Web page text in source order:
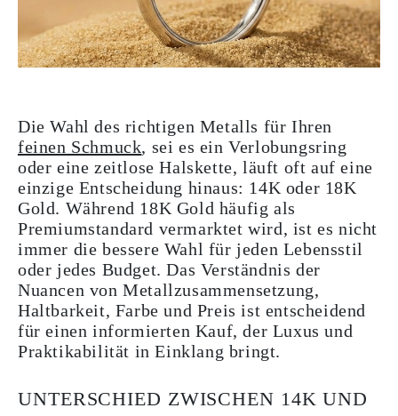
Die Wahl des richtigen Metalls für Ihren
feinen Schmuck, sei es ein Verlobungsring
oder eine zeitlose Halskette, läuft oft auf eine
einzige Entscheidung hinaus: 14K oder 18K
Gold. Während 18K Gold häufig als
Premiumstandard vermarktet wird, ist es nicht
immer die bessere Wahl für jeden Lebensstil
oder jedes Budget. Das Verständnis der
Nuancen von Metallzusammensetzung,
Haltbarkeit, Farbe und Preis ist entscheidend
für einen informierten Kauf, der Luxus und
Praktikabilität in Einklang bringt.
UNTERSCHIED ZWISCHEN 14K UND